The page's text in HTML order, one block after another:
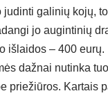
galinių kojų,
jo augintinių
išlaidos – 400 eurų.
dažnai nutinka
priežiūros. Kartais